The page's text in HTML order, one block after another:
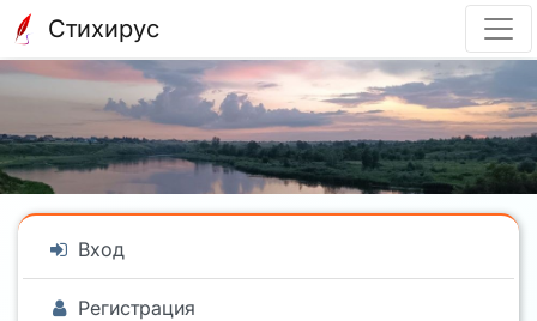
Стихирус
Вход
Регистрация